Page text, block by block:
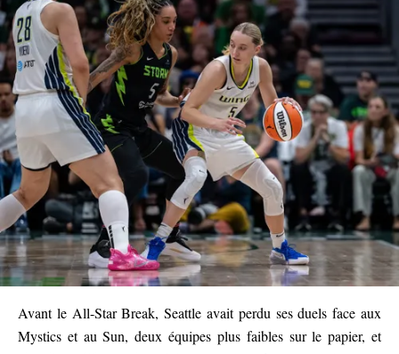
Avant le All-Star Break, Seattle avait perdu ses duels face aux
Mystics et au Sun, deux équipes plus faibles sur le papier, et